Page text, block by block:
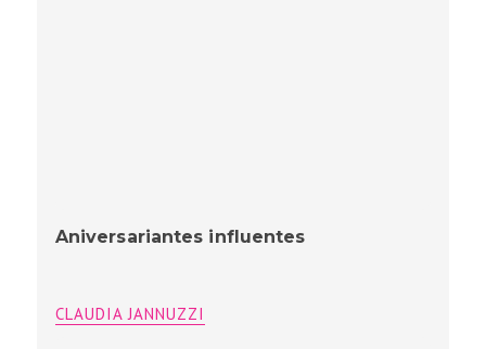
Aniversariantes influentes
CLAUDIA JANNUZZI